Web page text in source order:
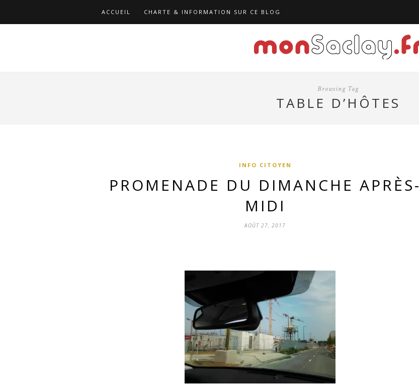
ACCUEIL CHARTE & INFORMATION SUR CE BLOG
Browsing Tag
TABLE D’HÔTES
INFO CITOYEN
PROMENADE DU DIMANCHE APRÈS-
MIDI
AOÛT 27, 2017